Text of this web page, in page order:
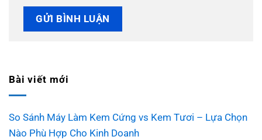
Bài viết mới
So Sánh Máy Làm Kem Cứng vs Kem Tươi – Lựa Chọn
Nào Phù Hợp Cho Kinh Doanh